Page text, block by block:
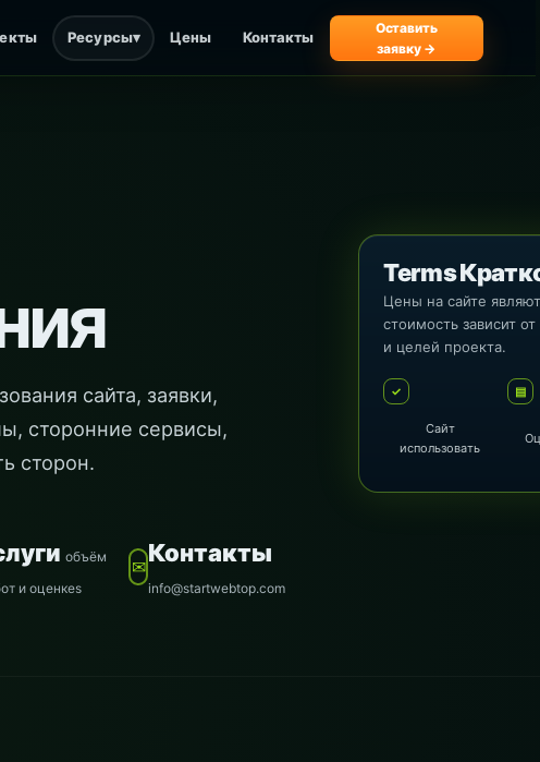
Ресурсы▾ Цены Контакты
Оставить
заявку →
сайта, заявки,
сторонние сервисы,
сторон.
объём
и оценкеs
✉Контакты
info@startwebtop.com
Terms
Цены на сайте
стоимость зависит
и целей проекта.
✓
Сайт
использовать
▤